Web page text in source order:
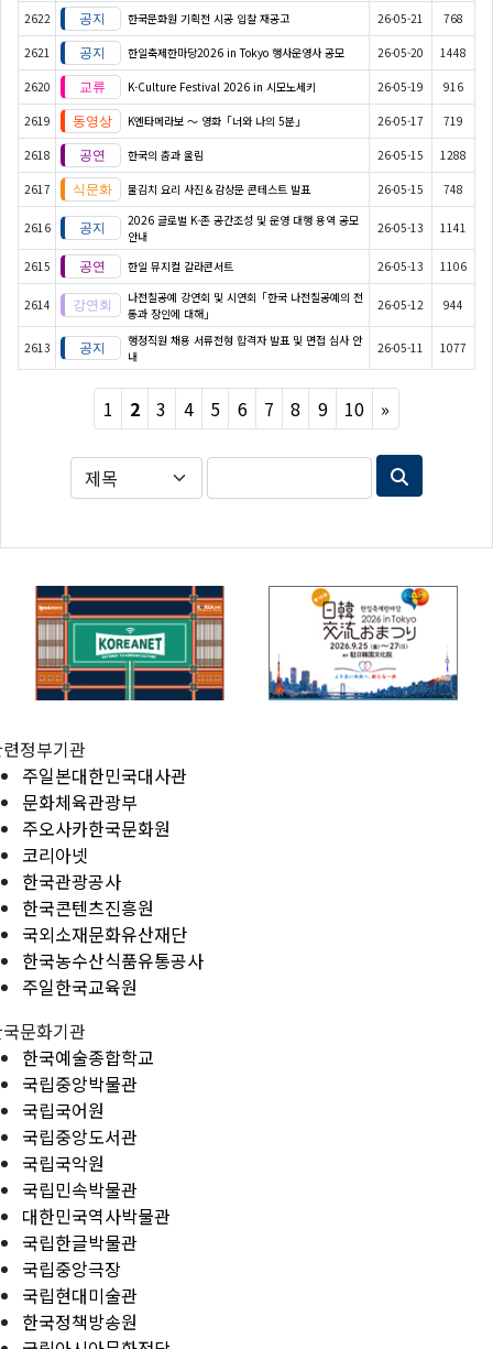
2622 한국문화원 기획전 시공 입찰 재공고 26-05-21 768
2621 한일축제한마당2026 in Tokyo 행사운영사 공모 26-05-20 1448
2620 K-Culture Festival 2026 in 시모노세키 26-05-19 916
2619 K엔타메라보 ～ 영화「너와 나의 5분」 26-05-17 719
2618 한국의 춤과 울림 26-05-15 1288
2617 물김치 요리 사진＆감상문 콘테스트 발표 26-05-15 748
2616
2026 글로벌 K-존 공간조성 및 운영 대행 용역 공모
안내
26-05-13 1141
2615 한일 뮤지컬 갈라콘서트 26-05-13 1106
2614
나전칠공예 강연회 및 시연회「한국 나전칠공예의 전
통과 장인에 대해」
26-05-12 944
2613
행정직원 채용 서류전형 합격자 발표 및 면접 심사 안
내
26-05-11 1077
1 2 3 4 5 6 7 8 9 10 »
정부기관
주일본대한민국대사관
문화체육관광부
주오사카한국문화원
코리아넷
한국관광공사
한국콘텐츠진흥원
국외소재문화유산재단
한국농수산식품유통공사
주일한국교육원
문화기관
한국예술종합학교
국립중앙박물관
국립국어원
국립중앙도서관
국립국악원
국립민속박물관
대한민국역사박물관
국립한글박물관
국립중앙극장
국립현대미술관
한국정책방송원